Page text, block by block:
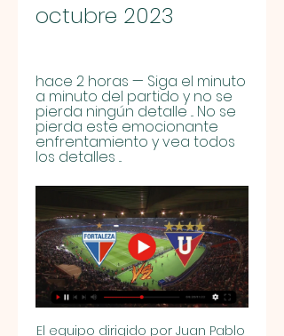
octubre 2023
hace 2 horas — Siga el minuto
a minuto del partido y no se
pierda ningún detalle ... No se
pierda este emocionante
enfrentamiento y vea todos
los detalles ...
El equipo dirigido por Juan Pablo